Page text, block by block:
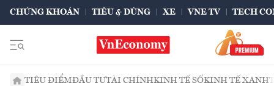
CHỨNG KHOÁN TIÊU & DÙNG XE VNE TV TECH
TIÊU ĐIỂMĐẦU TƯTÀI CHÍNHKINH TẾ SỐKINH TẾ XANH